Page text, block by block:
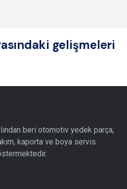
gelişmeleri
beri otomotiv yedek parça,
kaporta ve boya servis